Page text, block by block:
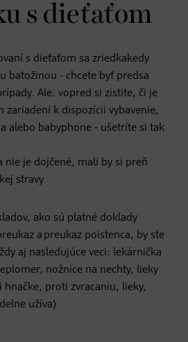
s dieťaťom
s dieťaťom sa zriedkakedy
batožinou - chcete byť predsa
Ale: vopred si zistite, či je
zariadení k dispozícii vybavenie,
alebo babyphone - ušetríte si tak
nie je dojčené, mali by si preň
stravy.
ako sú platné doklady
a preukaz poistenca, by ste
aj nasledujúce veci: lekárnička
nožnice na nechty, lieky
proti zvracaniu, lieky,
užíva).